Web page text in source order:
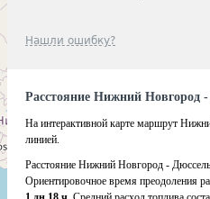
Нашли ошибку?
Расстояние Нижний Новгород
На интерактивной карте маршрут
линией.
Расстояние Нижний Новгород -
Ориентировочное время преодоления